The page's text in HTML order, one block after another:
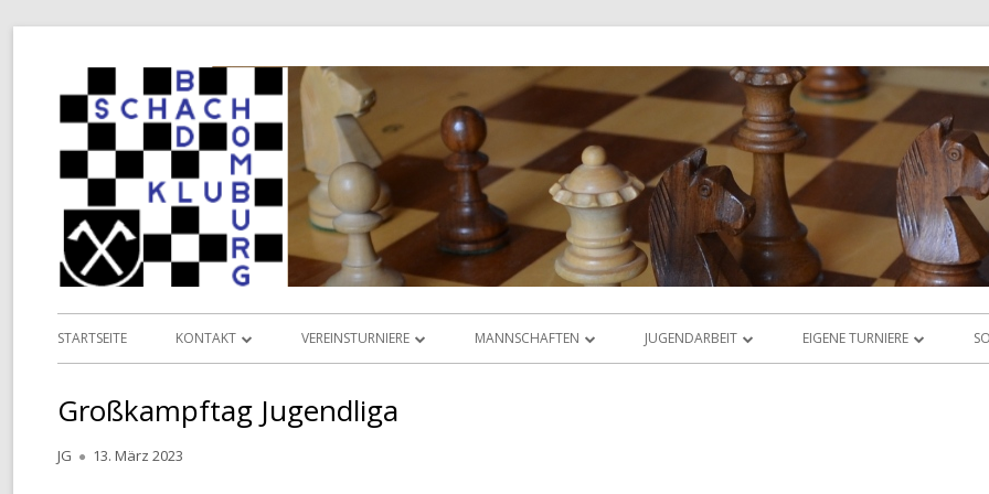
Primäres
STARTSEITE KONTAKT
VORSTAND
VEREINSTURNIERE
POKALMEISTERSCHAFT
MANNSCHAFTEN JUGENDARBEIT EIGENE TURNIERE
Großkampftag Jugendliga
Autor
JG
Veröffentlicht
13. März 2023